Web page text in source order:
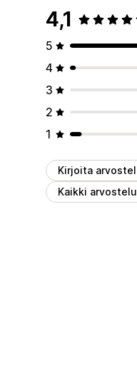
4,1
5
4
3
2
1
Kirjoita
Kaikki